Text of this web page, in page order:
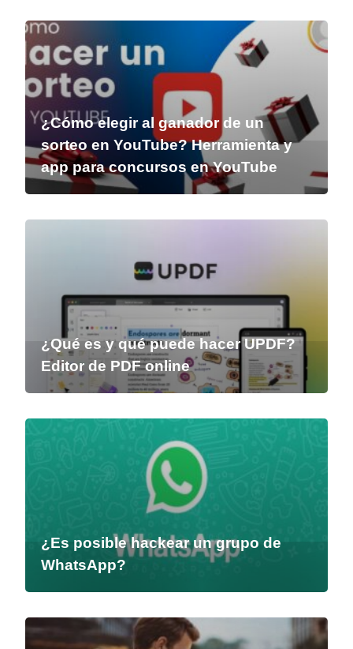
¿Cómo elegir al ganador de un
sorteo en YouTube? Herramienta y
app para concursos en YouTube
¿Qué es y qué puede hacer UPDF?
Editor de PDF online
¿Es posible hackear un grupo de
WhatsApp?